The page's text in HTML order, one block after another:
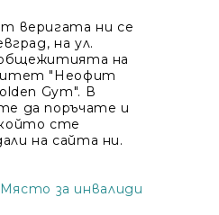
веригата ни се
на ул.
общежитията на
"Неофит
Gym". В
да поръчате и
сте
на сайта ни.
Място за инвалиди